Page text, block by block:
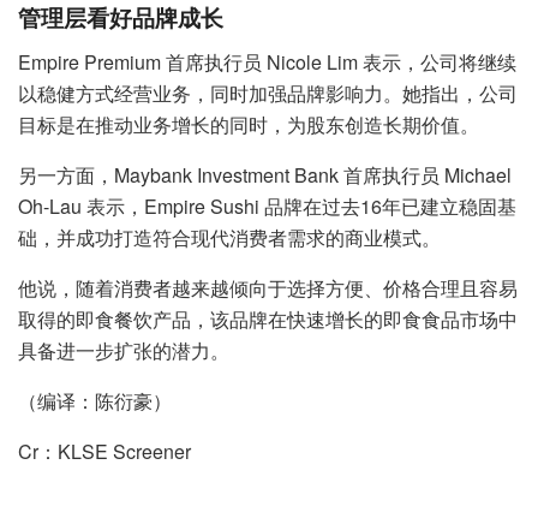
管理层看好品牌成长
Empire Premium 首席执行员 Nicole Lim 表示，公司将继续
以稳健方式经营业务，同时加强品牌影响力。她指出，公司
目标是在推动业务增长的同时，为股东创造长期价值。
另一方面，Maybank Investment Bank 首席执行员 Michael
Oh-Lau 表示，Empire Sushi 品牌在过去16年已建立稳固基
础，并成功打造符合现代消费者需求的商业模式。
他说，随着消费者越来越倾向于选择方便、价格合理且容易
取得的即食餐饮产品，该品牌在快速增长的即食食品市场中
具备进一步扩张的潜力。
（编译：陈衍豪）
Cr：KLSE Screener